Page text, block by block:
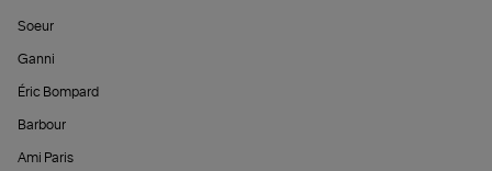
Soeur
Ganni
Éric Bompard
Barbour
Ami Paris